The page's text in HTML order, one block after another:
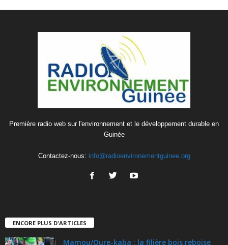
Première radio web sur l'environnement et le développement durable en
Guinée
Contactez-nous: info@radioenvironementguinee.org
ENCORE PLUS D'ARTICLES
Mamou/Oure-kaba : la filière bois reboise